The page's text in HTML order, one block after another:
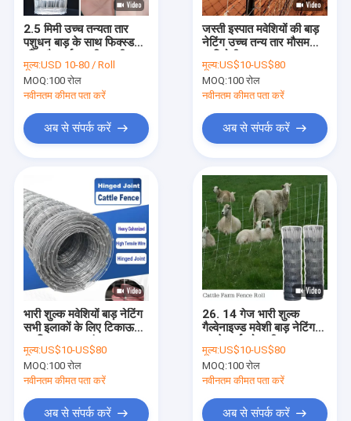
2.5 मिमी उच्च तन्यता तार
पशुधन बाड़ के साथ फिक्स्ड
मवेशियों और भेड़ों के लिए
मूल्य:USD 10-80 / Roll
MOQ:100 रोल
नवीनतम कीमत पता करें
अब से संपर्क करें
जस्ती इस्पात मवेशियों की बाड़
नेटिंग उच्च तन्य तार मौसम
मूल्य:US$10-US$80
MOQ:100 रोल
नवीनतम कीमत पता करें
अब से संपर्क करें
भारी शुल्क मवेशियों बाड़ नेटिंग
सभी इलाकों के लिए टिकाऊ
मूल्य:US$10-US$80
MOQ:100 रोल
नवीनतम कीमत पता करें
अब से संपर्क करें
26. 14 गेज भारी शुल्क
गैल्वेनाइज्ड मवेशी बाड़ नेटिंग
के साथ पशुधन को सुरक्षित और
सुरक्षित रखें
मूल्य:US$10-US$80
MOQ:100 रोल
नवीनतम कीमत पता करें
अब से संपर्क करें